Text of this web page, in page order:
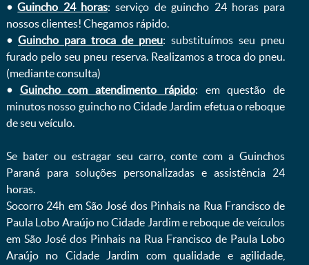
•Guincho 24 horas: serviço de guincho 24 horas para
nossos clientes! Chegamos rápido.
• Guincho para troca de pneu: substituímos seu pneu
furado pelo seu pneu reserva. Realizamos a troca do pneu.
(mediante consulta)
• Guincho com atendimento rápido: em questão de
minutos nosso guincho no Cidade Jardim efetua o reboque
de seu veículo.
Se bater ou estragar seu carro, conte com a Guinchos
Paraná para soluções personalizadas e assistência 24
horas.
Socorro 24h em São José dos Pinhais na Rua Francisco de
Paula Lobo Araújo no Cidade Jardim e reboque de veículos
em São José dos Pinhais na Rua Francisco de Paula Lobo
Araújo no Cidade Jardim com qualidade e agilidade,